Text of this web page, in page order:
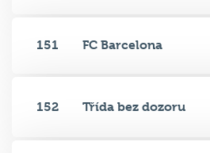
151 FC Barcelona
152 Třída bez dozoru